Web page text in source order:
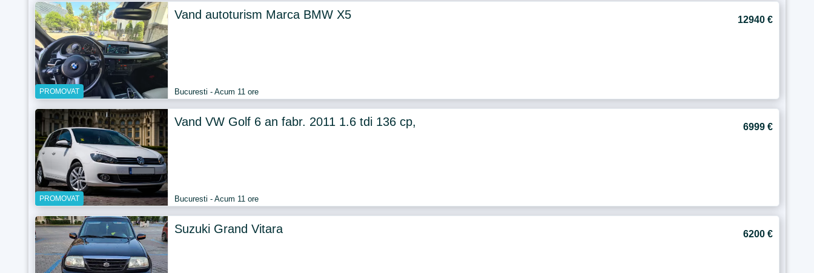
PROMOVAT
Vand autoturism Marca BMW X5 12940 €
Bucuresti - Acum 11 ore
PROMOVAT
Vand VW Golf 6 an fabr. 2011 1.6 tdi 136 cp, 6999 €
Bucuresti - Acum 11 ore
Suzuki Grand Vitara 6200 €